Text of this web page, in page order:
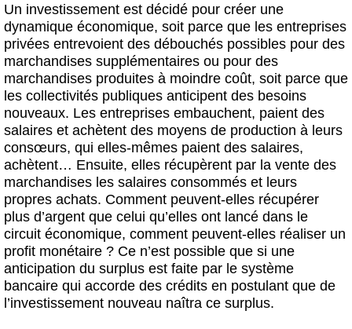
Un investissement est décidé pour créer une
dynamique économique, soit parce que les entreprises
privées entrevoient des débouchés possibles pour des
marchandises supplémentaires ou pour des
marchandises produites à moindre coût, soit parce que
les collectivités publiques anticipent des besoins
nouveaux. Les entreprises embauchent, paient des
salaires et achètent des moyens de production à leurs
consœurs, qui elles-mêmes paient des salaires,
achètent… Ensuite, elles récupèrent par la vente des
marchandises les salaires consommés et leurs
propres achats. Comment peuvent-elles récupérer
plus d’argent que celui qu’elles ont lancé dans le
circuit économique, comment peuvent-elles réaliser un
profit monétaire ? Ce n’est possible que si une
anticipation du surplus est faite par le système
bancaire qui accorde des crédits en postulant que de
l’investissement nouveau naîtra ce surplus.